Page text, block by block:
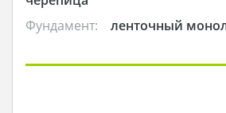
Фундамент:
ленточный